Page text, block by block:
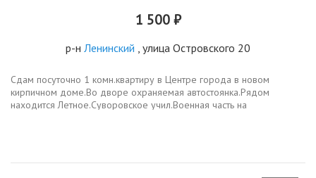
1 500 ₽
р-н Ленинский , улица Островского 20
Сдам посуточно 1 комн.квартиру в Центре города в новом
кирпичном доме.Во дворе охраняемая автостоянка.Рядом
находится Летное.Суворовское учил.Военная часть на